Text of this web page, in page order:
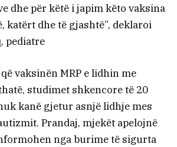
dhe për këtë i japim këto vaksina
katërt dhe të gjashtë”, deklaroi
pediatre
vaksinën MRP e lidhin me
studimet shkencore të 20
kanë gjetur asnjë lidhje mes
Prandaj, mjekët apelojnë
nga burime të sigurta